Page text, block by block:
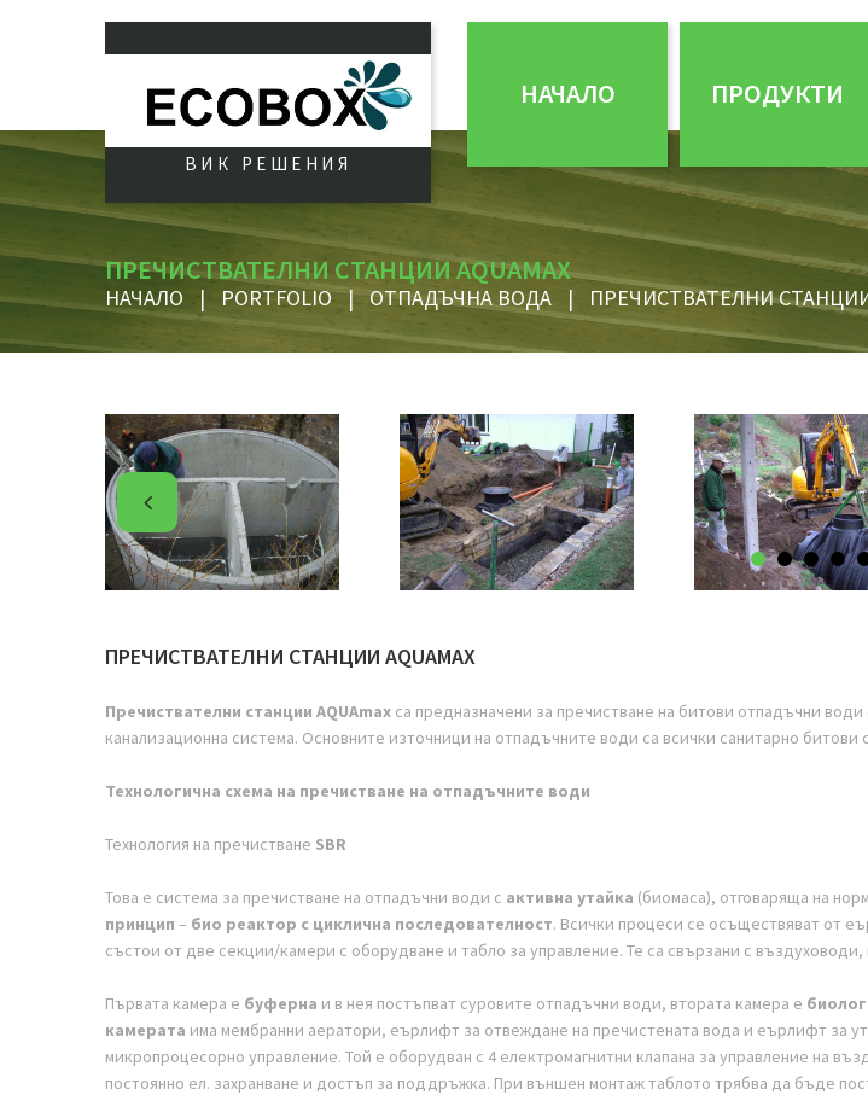
ВИК РЕШЕНИЯ
НАЧАЛО ПРОДУКТИ
ПРЕЧИСТВАТЕЛНИ СТАНЦИИ AQUAMAX
НАЧАЛО | PORTFOLIO | ОТПАДЪЧНА ВОДА | ПРЕЧИСТВАТЕЛНИ СТАНЦИИ
ПРЕЧИСТВАТЕЛНИ СТАНЦИИ AQUAMAX
Пречиствателни станции AQUAmax са предназначени за пречистване на битови отпадъчни
канализационна система. Основните източници на отпадъчните води са всички санитарно
Технологична схема на пречистване на отпадъчните води
Технология на пречистване SBR
Това е система за пречистване на отпадъчни води с активна утайка (биомаса), отговаряща на
принцип – био реактор с циклична последователност. Всички процеси се осъществяват от
състои от две секции/камери с оборудване и табло за управление. Те са свързани с
Първата камера е буферна и в нея постъпват суровите отпадъчни води, втората камера е
камерата има мембранни аератори, еърлифт за отвеждане на пречистената вода и еърлифт за
микропроцесорно управление. Той е оборудван с 4 електромагнитни клапана за управление на
постоянно ел. захранване и достъп за поддръжка. При външен монтаж таблото трябва да бъде